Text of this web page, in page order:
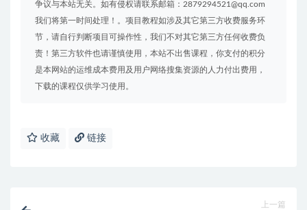
争议与本站无关。如有侵权请联系邮箱：2879294521@qq.com
我们将第一时间处理！。项目教程如涉及其它第三方收费服务环
节，请自行判断项目可操作性，我们不对其它第三方任何收费负
责！第三方软件也请谨慎使用，本站不出售课程，你支付的积分
是本网站的运维成本费用及用户网络搜集资源的人力付出费用，
下载的课程仅供学习使用。
收藏 链接
上一篇